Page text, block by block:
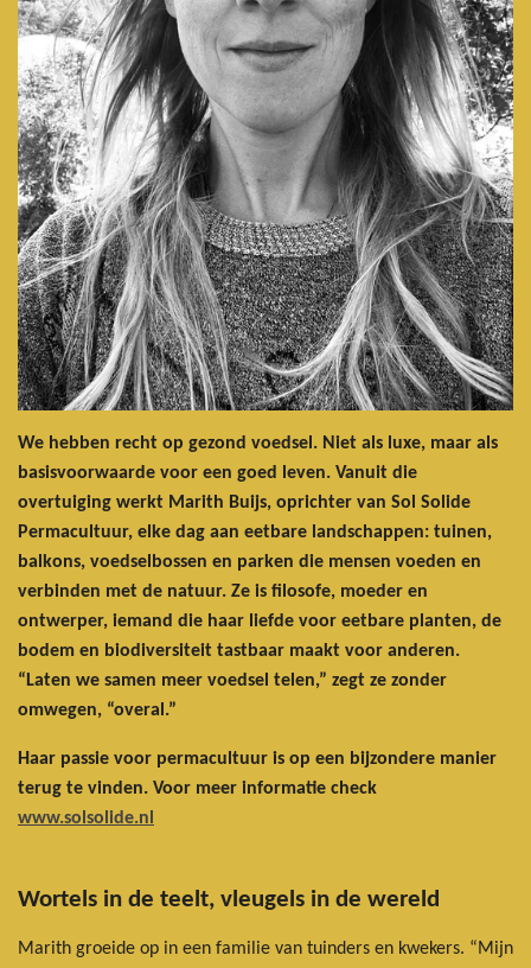
We hebben recht op gezond voedsel. Niet als luxe, maar als
basisvoorwaarde voor een goed leven. Vanuit die
overtuiging werkt Marith Buijs, oprichter van Sol Solide
Permacultuur, elke dag aan eetbare landschappen: tuinen,
balkons, voedselbossen en parken die mensen voeden en
verbinden met de natuur. Ze is filosofe, moeder en
ontwerper, iemand die haar liefde voor eetbare planten, de
bodem en biodiversiteit tastbaar maakt voor anderen.
“Laten we samen meer voedsel telen,” zegt ze zonder
omwegen, “overal.”
Haar passie voor permacultuur is op een bijzondere manier
terug te vinden. Voor meer informatie check
www.solsolide.nl
Wortels in de teelt, vleugels in de wereld
Marith groeide op in een familie van tuinders en kwekers. “Mijn